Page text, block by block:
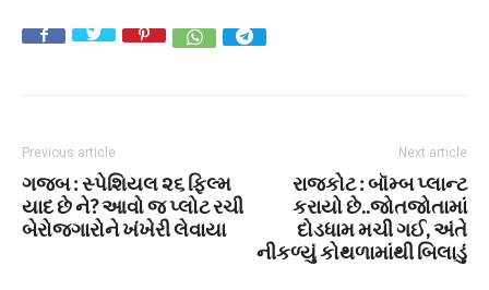
Previous article
ગજબ : સ્પેશિયલ ૨૬ ફિલ્મ
યાદ છે ને? આવો જ પ્લોટ રચી
બેરોજગારોને ખંખેરી લેવાયા
Next article
રાજકોટ : બૉમ્બ પ્લાન્ટ
કરાયો છે..જોતજોતામાં
દોડધામ મચી ગઈ, અંતે
નીકળ્યું કોથળામાંથી બિલાડું